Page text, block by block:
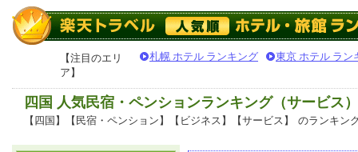
【注目のエリ
ア】
札幌 ホテル ランキング 東京 ホテル ラン
四国 人気民宿・ペンションランキング（サービス
【四国】【民宿・ペンション】【ビジネス】【サービス】 のランキン